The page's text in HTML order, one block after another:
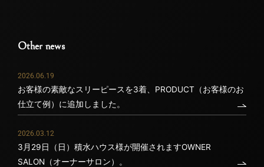
Other news
2026.06.19
お客様の素敵なスリーピースを3着、PRODUCT（お客様のお
仕立て例）に追加しました。
2026.03.12
3月29日（日）積水ハウス様が開催されますOWNER
SALON（オーナーサロン）。